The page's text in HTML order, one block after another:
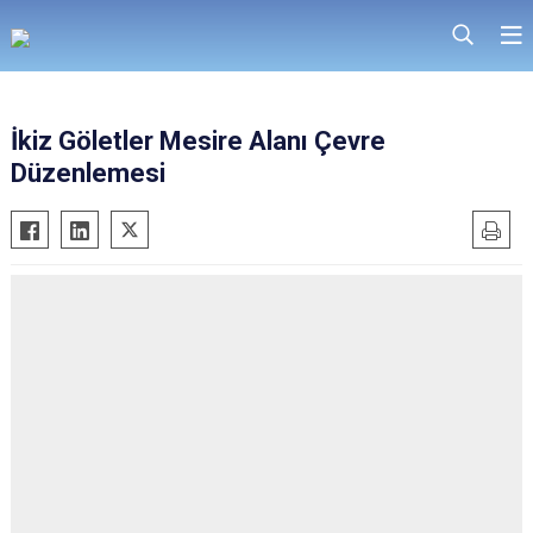
İkiz Göletler Mesire Alanı Çevre
Düzenlemesi